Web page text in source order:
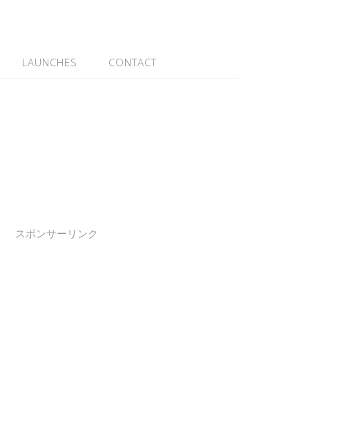
LAUNCHES CONTACT
スポンサーリンク